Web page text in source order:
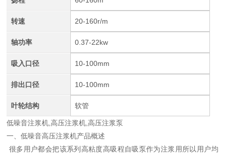
转速 20-160r/m
轴功率 0.37-22kw
吸入口径 10-100mm
排出口径 10-100mm
叶轮结构 软管
低噪音注浆机,高压注浆机,高压注浆泵
一、低噪音高压注浆机产品概述
很多用户都会把该系列高粘度高吸程自吸泵作为注浆用所以用户均